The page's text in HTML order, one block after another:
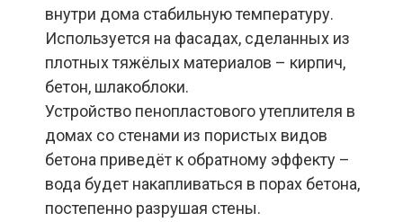
внутри дома стабильную температуру.
Используется на фасадах, сделанных из
плотных тяжёлых материалов – кирпич,
бетон, шлакоблоки.
Устройство пенопластового утеплителя в
домах со стенами из пористых видов
бетона приведёт к обратному эффекту –
вода будет накапливаться в порах бетона,
постепенно разрушая стены.